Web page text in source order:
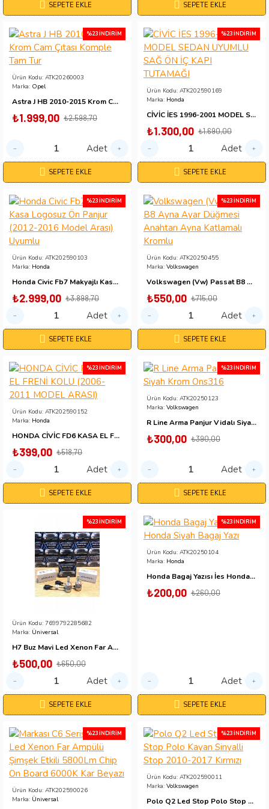
SEPETE EKLE SEPETE EKLE
%23 İNDIRIM
Ürün Kodu: ATK20260003
Marka: Opel
Astra J HB 2010-2015 Krom Cam Çıtası Komple Tam Tur
₺1.999,00 ₺2.598,70
Adet
SEPETE EKLE
%23 İNDIRIM
Ürün Kodu: ATK202590169
Marka: Honda
CİVİC İES 1996-2001 MODEL SEDAN UYUMLU SAĞ ÖN İÇ KAPI TUTAMAĞI
₺1.300,00 ₺1.690,00
Adet
SEPETE EKLE
%23 İNDIRIM
Ürün Kodu: ATK202590103
Marka: Honda
Honda Civic Fb7 Makyajlı Kasa Logosuz Ön Panjur (2012-2016 Model Arası) Uyumlu
₺2.999,00 ₺3.898,70
Adet
SEPETE EKLE
%23 İNDIRIM
Ürün Kodu: ATK20250455
Marka: Volkswagen
Volkswagen (Vw) Passat B8 Ayna Ayar Düğmesi Anahtarı Ayna Katlamalı Kromlu
₺550,00 ₺715,00
Adet
SEPETE EKLE
%23 İNDIRIM
Ürün Kodu: ATK202590152
Marka: Honda
HONDA CİVİC FD6 KASA EL FRENİ KOLU (2006-2011 MODEL ARASI)
₺399,00 ₺518,70
Adet
SEPETE EKLE
%23 İNDIRIM
Ürün Kodu: ATK20250123
Marka: Volkswagen
R Line Arma Panjur Vidalı Siyah Krom Ons316
₺300,00 ₺390,00
Adet
SEPETE EKLE
%23 İNDIRIM
Ürün Kodu: 7699792285682
Marka: Üniversal
H7 Buz Mavi Led Xenon Far Ampülü Led Zenon Yeni Nesil Şimşek Etkili Champion Series
₺500,00 ₺650,00
Adet
SEPETE EKLE
%23 İNDIRIM
Ürün Kodu: ATK20250104
Marka: Honda
Honda Bagaj Yazısı İes Honda Siyah Bagaj Yazı
₺200,00 ₺260,00
Adet
SEPETE EKLE
%23 İNDIRIM
Ürün Kodu: ATK202590026
Marka: Üniversal
%23 İNDIRIM
Ürün Kodu: ATK202590011
Marka: Volkswagen
Polo Q2 Led Stop Polo Stop Polo Kayan Sinyalli Stop 2010-2017 Kırmızı